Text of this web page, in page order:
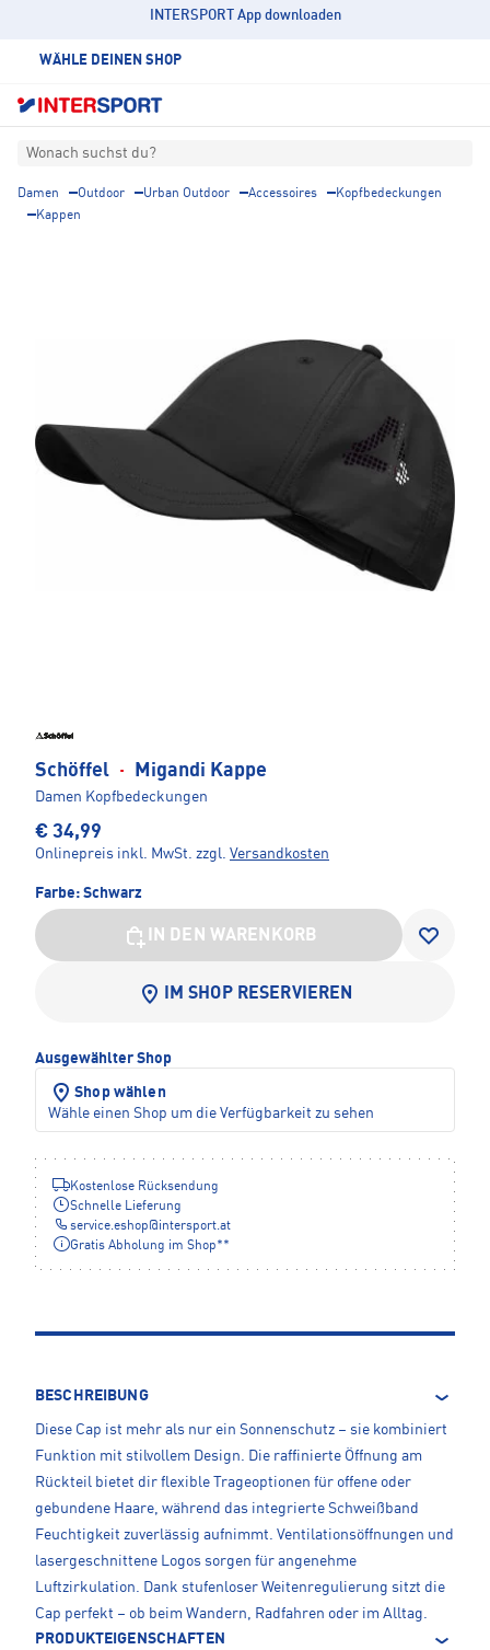
INTERSPORT App downloaden
WÄHLE DEINEN SHOP
Wonach suchst du?
Damen Outdoor Urban Outdoor Accessoires
Kopfbedeckungen
Kappen
Schöffel · Migandi Kappe
Damen Kopfbedeckungen
€ 34,99
Onlinepreis inkl. MwSt. zzgl. Versandkosten
Farbe: Schwarz
IN DEN WARENKORB
IM SHOP RESERVIEREN
Ausgewählter Shop
Shop wählen
Wähle einen Shop um die Verfügbarkeit zu sehen
Kostenlose Rücksendung
Schnelle Lieferung
service.eshop@ intersport.at
Gratis Abholung im Shop**
BESCHREIBUNG
Diese Cap ist mehr als nur ein Sonnenschutz – sie kombiniert
Funktion mit stilvollem Design. Die raffinierte Öffnung am
Rückteil bietet dir flexible Trageoptionen für offene oder
gebundene Haare, während das integrierte Schweißband
Feuchtigkeit zuverlässig aufnimmt. Ventilationsöffnungen und
lasergeschnittene Logos sorgen für angenehme
Luftzirkulation. Dank stufenloser Weitenregulierung sitzt die
Cap perfekt – ob beim Wandern, Radfahren oder im Alltag.
PRODUKTEIGENSCHAFTEN